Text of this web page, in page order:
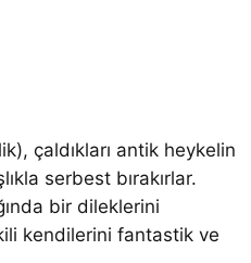
çaldıkları antik heykelin
serbest bırakırlar.
bir dileklerini
kendilerini fantastik ve